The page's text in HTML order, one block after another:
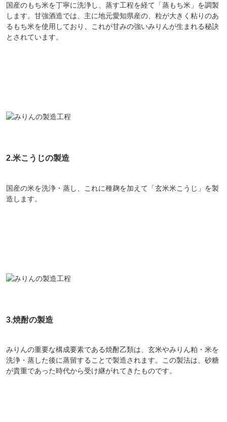
国産のもち米を丁寧に洗浄し、蒸す工程を経て「蒸もち米」を調製
します。甘強酒造では、主に地元愛知県産の、粒が大きく粘りのあ
るもち米を使用しており、これが甘みの強いみりんが生まれる秘訣
とされています。
2.米こうじの製造
国産の米を洗浄・蒸し、これに種麹を加えて「玄米米こうじ」を製
造します。
3.焼酎の製造
みりんの重要な構成要素である焼酎乙類は、玄米やみりん粕・米を
洗浄・蒸した後に蒸留することで製造されます。この製法は、砂糖
が貴重であった時代から受け継がれてきたものです。